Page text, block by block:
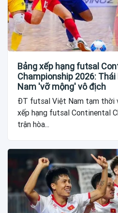
Bảng xếp hạng futsal
Championship 2026:
Nam 'vỡ mộng' vô địch
ĐT futsal Việt Nam tạm thời
xếp hạng futsal Continental
trận hòa...